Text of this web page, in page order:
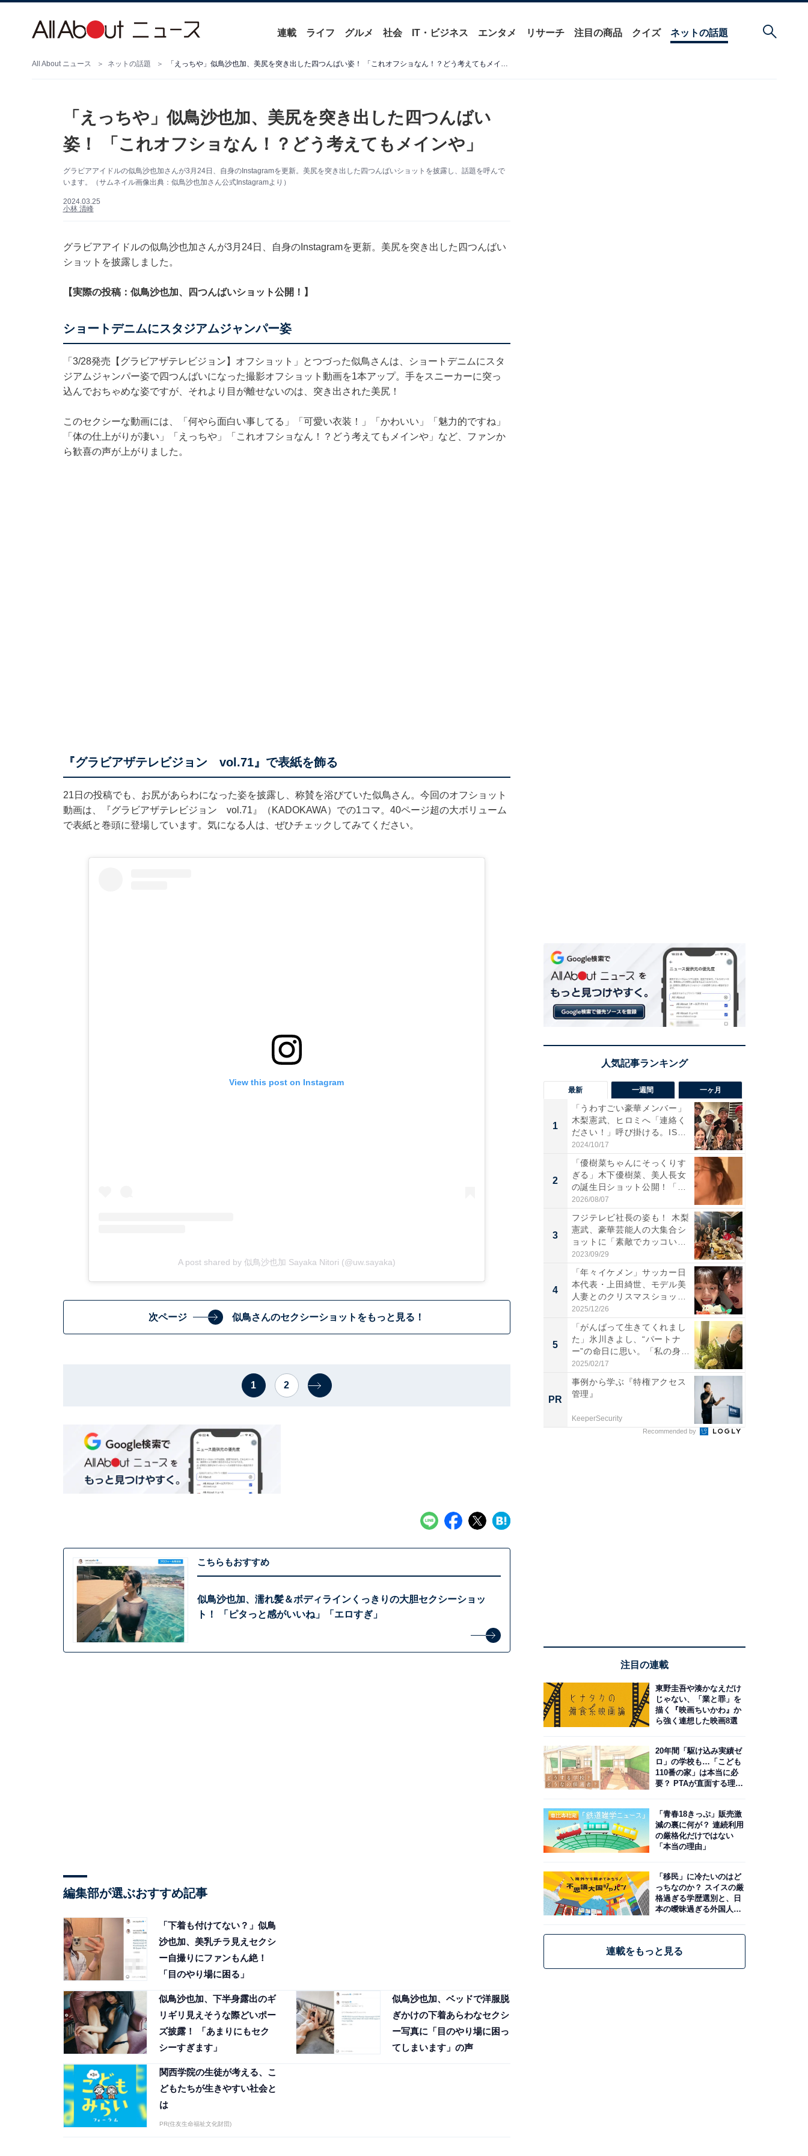
連載 ライフ グルメ 社会 IT・ビジネス エンタメ リサーチ 注目の商品 クイズ ネットの話題
All About ニュース ネットの話題 「えっちや」似鳥沙也加、美尻を突き出した四つんばい姿！ 「これオフショなん！？どう考えてもメインや」
「えっちや」似鳥沙也加、美尻を突き出した四つんばい
姿！ 「これオフショなん！？どう考えてもメインや」
グラビアアイドルの似鳥沙也加さんが3月24日、自身のInstagramを更新。美尻を突き出した四つんばいショットを披露し、話題を呼んで
います。（サムネイル画像出典：似鳥沙也加さん公式Instagramより）
2024.03.25
小林 清峰
グラビアアイドルの似鳥沙也加さんが3月24日、自身のInstagramを更新。美尻を突き出した四つんばい
ショットを披露しました。
【実際の投稿：似鳥沙也加、四つんばいショット公開！】
ショートデニムにスタジアムジャンパー姿
「3/28発売【グラビアザテレビジョン】オフショット」とつづった似鳥さんは、ショートデニムにスタ
ジアムジャンパー姿で四つんばいになった撮影オフショット動画を1本アップ。手をスニーカーに突っ
込んでおちゃめな姿ですが、それより目が離せないのは、突き出された美尻！
このセクシーな動画には、「何やら面白い事してる」「可愛い衣装！」「かわいい」「魅力的ですね」
「体の仕上がりが凄い」「えっちや」「これオフショなん！？どう考えてもメインや」など、ファンか
ら歓喜の声が上がりました。
『グラビアザテレビジョン vol.71』で表紙を飾る
21日の投稿でも、お尻があらわになった姿を披露し、称賛を浴びていた似鳥さん。今回のオフショット
動画は、『グラビアザテレビジョン vol.71』（KADOKAWA）での1コマ。40ページ超の大ボリューム
で表紙と巻頭に登場しています。気になる人は、ぜひチェックしてみてください。
View this post on Instagram
A post shared by 似鳥沙也加 Sayaka Nitori (@uw.sayaka)
次ページ 似鳥さんのセクシーショットをもっと見る！
1 2
こちらもおすすめ
似鳥沙也加、濡れ髪＆ボディラインくっきりの大胆セクシーショッ
ト！ 「ピタっと感がいいね」「エロすぎ」
編集部が選ぶおすすめ記事
「下着も付けてない？」似鳥
沙也加、美乳チラ見えセクシ
ー自撮りにファンもん絶！
「目のやり場に困る」
似鳥沙也加、下半身露出のギ
リギリ見えそうな際どいポー
ズ披露！ 「あまりにもセク
シーすぎます」
似鳥沙也加、ベッドで洋服脱
ぎかけの下着あらわなセクシ
ー写真に「目のやり場に困っ
てしまいます」の声
関西学院の生徒が考える、こ
どもたちが生きやすい社会と
は
PR(住友生命福祉文化財団)
最新 一週間 一ヶ月
1
「うわすごい豪華メンバー」
木梨憲武、ヒロミへ「連絡く
ださい！」呼び掛ける。IS
S...
2024/10/17
2
「優樹菜ちゃんにそっくりす
ぎる」木下優樹菜、美人長女
の誕生日ショット公開！「1
4...
2026/08/07
3
フジテレビ社長の姿も！ 木梨
憲武、豪華芸能人の大集合シ
ョットに「素敵でカッコい
い...
2023/09/29
4
「年々イケメン」サッカー日
本代表・上田綺世、モデル美
人妻とのクリスマスショット
に...
2025/12/26
5
「がんばって生きてくれまし
た」氷川きよし、“パートナ
ー”の命日に思い。「私の身
体...
2025/02/17
PR
事例から学ぶ『特権アクセス
管理』
KeeperSecurity
Recommended by
注目の連載
東野圭吾や湊かなえだけ
じゃない、「業と罪」を
描く『映画ちいかわ』か
ら強く連想した映画8選
20年間「駆け込み実績ゼ
ロ」の学校も…「こども
110番の家」は本当に必
要？ PTAが直面する理想
「青春18きっぷ」販売激
減の裏に何が？ 連続利用
の厳格化だけではない
「本当の理由」
「移民」に冷たいのはど
っちなのか？ スイスの厳
格過ぎる学歴選別と、日
本の曖昧過ぎる外国人政
連載をもっと見る